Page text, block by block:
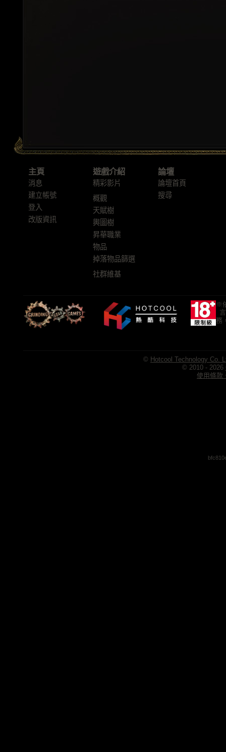
主頁
消息
建立帳號
登入
改版資訊
遊戲介紹
精彩影片
概觀
天賦樹
輿圖樹
昇華職業
物品
掉落物品篩選
社群維基
論壇
論壇首頁
搜尋
※
務
© Hotcool Technology Co.
© 2010 - 2026
使用條款